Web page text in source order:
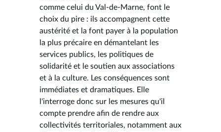
comme celui du Val-de-Marne, font le
choix du pire : ils accompagnent cette
austérité et la font payer à la population
la plus précaire en démantelant les
services publics, les politiques de
solidarité et le soutien aux associations
et à la culture. Les conséquences sont
immédiates et dramatiques. Elle
l'interroge donc sur les mesures qu'il
compte prendre afin de rendre aux
collectivités territoriales, notamment aux